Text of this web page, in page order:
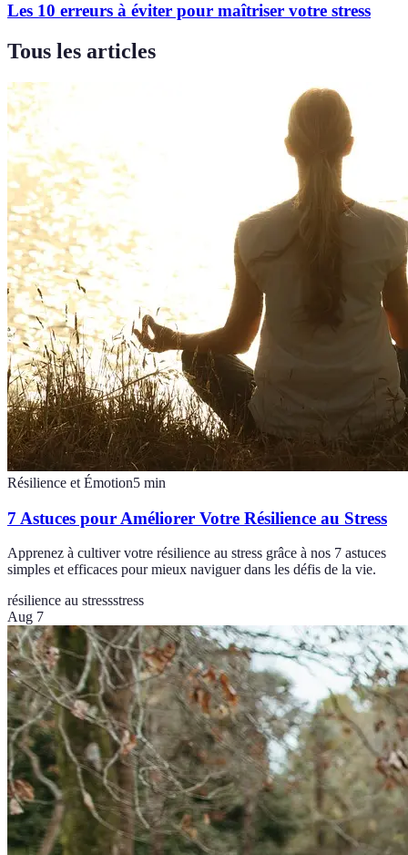
Les 10 erreurs à éviter pour maîtriser votre stress
Tous les articles
Résilience et Émotion5 min
7 Astuces pour Améliorer Votre Résilience au Stress
Apprenez à cultiver votre résilience au stress grâce à nos 7 astuces
simples et efficaces pour mieux naviguer dans les défis de la vie.
résilience au stressstress
Aug 7